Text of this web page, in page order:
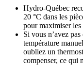
Hydro-Québec
20 °C dans les
pour maximiser les
Si vous n’avez
température
oubliez un
compenser, ce qui